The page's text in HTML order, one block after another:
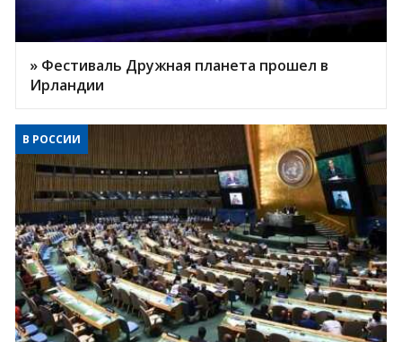
» Фестиваль Дружная планета прошел в
Ирландии
В РОССИИ